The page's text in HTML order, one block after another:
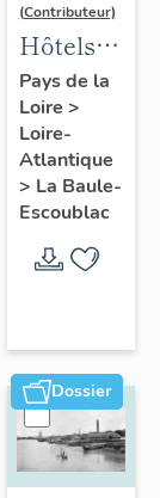
(Contributeur)
Hôtels
de
voyageurs
de la
commune
de La
Baule-
Escoublac
Pays de la
Loire >
Loire-
Atlantique
> La Baule-
Escoublac
Dossier